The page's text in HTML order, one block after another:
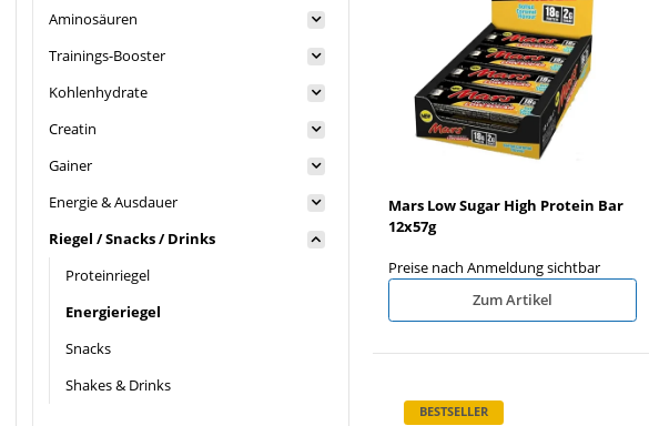
Mars Low Sugar High Protein Bar
12x57g
Preise nach Anmeldung sichtbar
Zum Artikel
BESTSELLER
Aminosäuren
Trainings-Booster
Kohlenhydrate
Creatin
Gainer
Energie & Ausdauer
Riegel / Snacks / Drinks
Proteinriegel
Energieriegel
Snacks
Shakes & Drinks